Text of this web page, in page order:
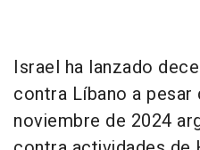
Israel ha lanzado
contra Líbano a
noviembre de 2024